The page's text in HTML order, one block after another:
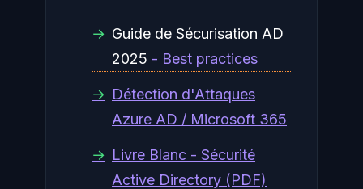
→ Guide de Sécurisation AD
2025 - Best practices
→ Détection d'Attaques
Azure AD / Microsoft 365
→ Livre Blanc - Sécurité
Active Directory (PDF)